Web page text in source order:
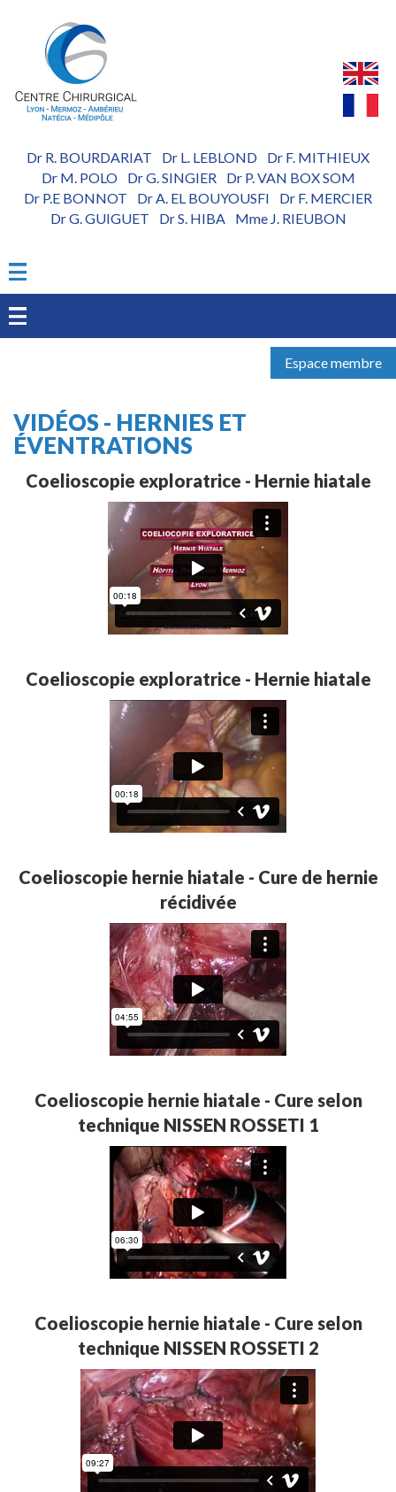
Dr R. BOURDARIAT Dr L. LEBLOND
Dr F. MITHIEUX
Dr M. POLO- Dr G. SINGIER- Dr P. VAN BOX SOM
Dr P.E BONNOT
Dr A. EL BOUYOUSFI
Dr F. MERCIER
Dr G. GUIGUET
Dr S. HIBA- Mme J. RIEUBON
Espace membre
VIDÉOS - HERNIES ET
ÉVENTRATIONS
Coelioscopie exploratrice - Hernie hiatale
Coelioscopie exploratrice - Hernie hiatale
Coelioscopie hernie hiatale - Cure de hernie
récidivée
Coelioscopie hernie hiatale - Cure selon
technique NISSEN ROSSETI 1
Coelioscopie hernie hiatale - Cure selon
technique NISSEN ROSSETI 2